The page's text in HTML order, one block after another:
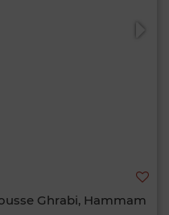
Ghrabi, Hammam